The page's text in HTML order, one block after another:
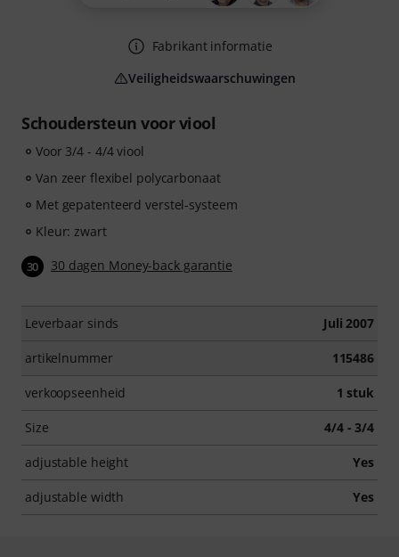
Schoudersteun voor viool
Voor 3/4 - 4/4 viool
Van zeer flexibel polycarbonaat
Met gepatenteerd verstel-systeem
Kleur: zwart
30 30 dagen Money-back garantie
Leverbaar sinds Juli 2007
artikelnummer 115486
verkoopseenheid 1 stuk
Size 4/4 - 3/4
adjustable height Yes
adjustable width Yes
Fabrikant informatie
Veiligheidswaarschuwingen